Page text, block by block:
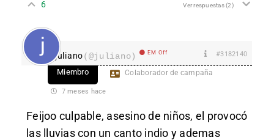
6 Ver respuestas(2)
juliano(@juliano) EM Off #3182140
Miembro Colaborador de campaña
7 meses hace
Feijoo culpable, asesino de niños, el provocó
las lluvias con un canto indio y ademas